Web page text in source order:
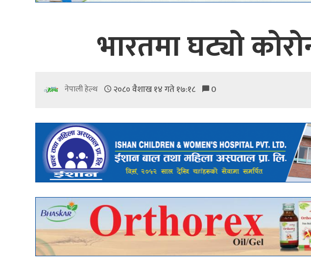
भारतमा घट्यो
नेपाली हेल्थ २०८० वैशाख १४ गते १७:१८ 0